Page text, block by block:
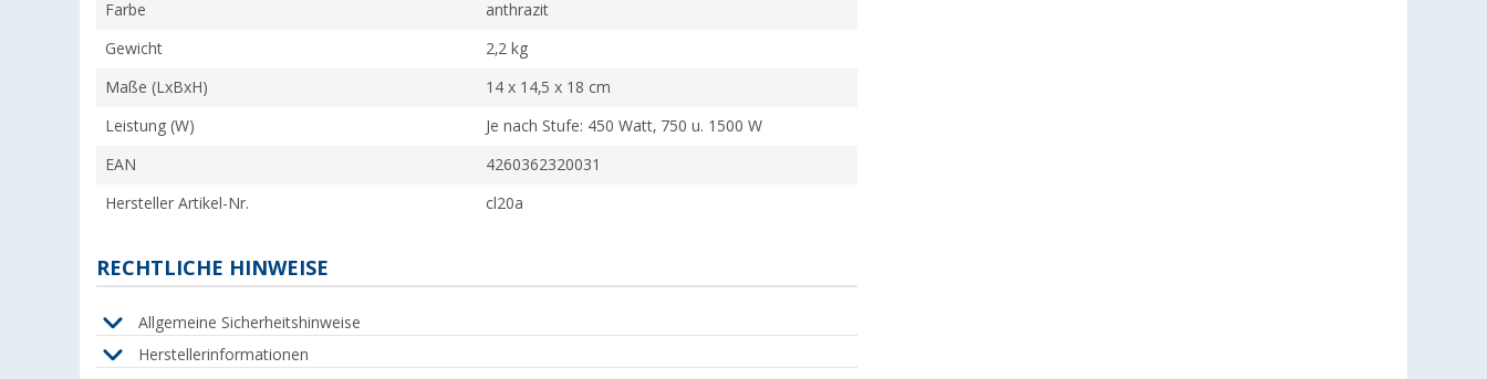
Farbe anthrazit
Gewicht 2,2 kg
Maße (LxBxH) 14 x 14,5 x 18 cm
Leistung (W) Je nach Stufe: 450 Watt, 750 u. 1500 W
EAN 4260362320031
Hersteller Artikel-Nr. cl20a
RECHTLICHE HINWEISE
Allgemeine Sicherheitshinweise
Herstellerinformationen